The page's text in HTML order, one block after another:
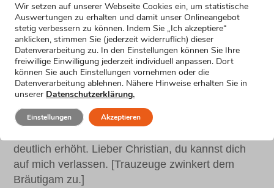
Guten Abend, für alle, die mich noch nicht kennen:
Mein Name ist Peter. Ich bin der Trauzeuge und
deswegen erwarten viele von euch vermutlich von
mir, dass ich in meiner Rede das eine oder andere
schlüpfrige Detail aus Christians Junggesellenzeit
zum Besten gebe. Und tatsächlich hätte ich da
enttäuschen. Denn vor etwa zehn Minuten hat der
deutlich erhöht. Lieber Christian, du kannst dich
auf mich verlassen. [Trauzeuge zwinkert dem
Bräutigam zu.]
Wir setzen auf unserer Webseite Cookies ein, um statistische
Auswertungen zu erhalten und damit unser Onlineangebot
stetig verbessern zu können. Indem Sie „Ich akzeptiere“
anklicken, stimmen Sie (jederzeit widerruflich) dieser
Datenverarbeitung zu. In den Einstellungen können Sie Ihre
freiwillige Einwilligung jederzeit individuell anpassen. Dort
können Sie auch Einstellungen vornehmen oder die
Datenverarbeitung ablehnen. Nähere Hinweise erhalten Sie in
unserer Datenschutzerklärung.
Akzeptieren
Einstellungen